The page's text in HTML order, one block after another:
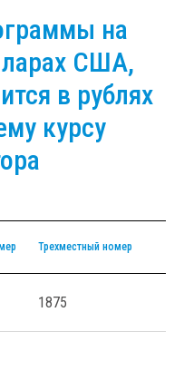
на
США,
в рублях
курсу
Трехместный номер
1875